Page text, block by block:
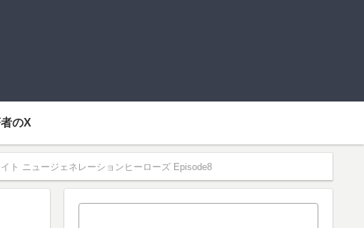
のX
ト ニュージェネレーションヒーローズ Episode8